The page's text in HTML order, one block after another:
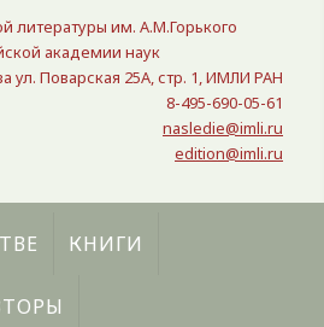
литературы им. А.М.Горького
академии наук
ул. Поварская 25A, стр. 1, ИМЛИ РАН
8-495-690-05-61
nasledie@imli.ru
edition@imli.ru
КНИГИ